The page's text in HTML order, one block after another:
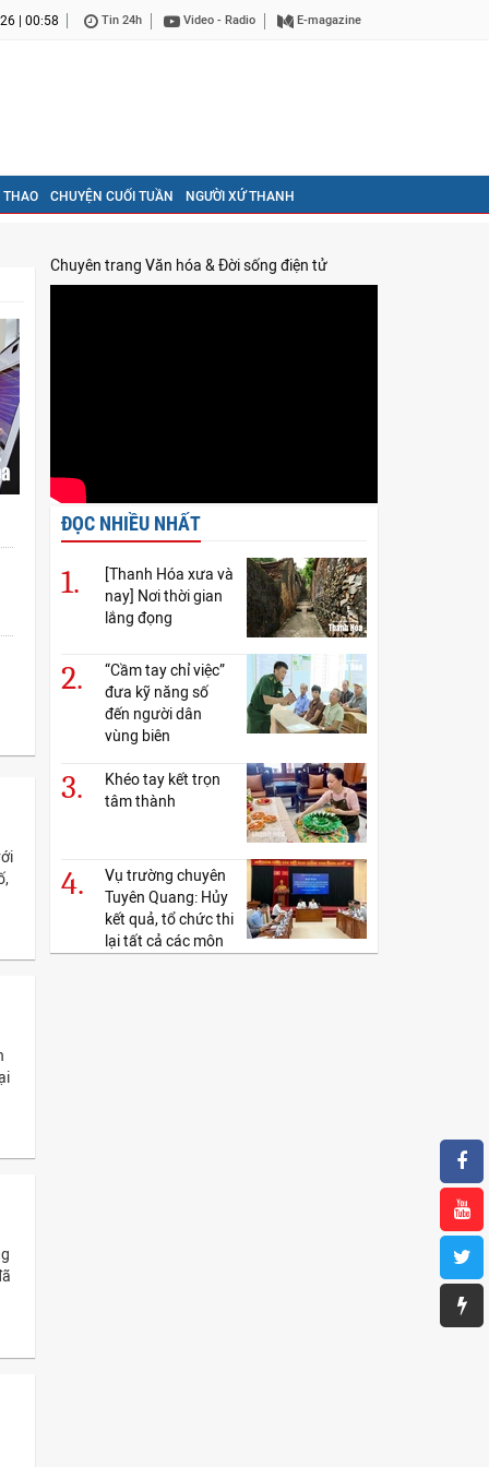
| 00:58 Tin 24h Video - Radio E-magazine
THAO CHUYỆN CUỐI TUẦN NGƯỜI XỨ THANH
Chuyên trang Văn hóa & Đời sống điện tử
ĐỌC NHIỀU NHẤT
1.
[Thanh Hóa xưa và
nay] Nơi thời gian
lắng đọng
2.
“Cầm tay chỉ việc”
đưa kỹ năng số
đến người dân
vùng biên
3.
Khéo tay kết trọn
tâm thành
4.
Vụ trường chuyên
Tuyên Quang: Hủy
kết quả, tổ chức thi
lại tất cả các môn